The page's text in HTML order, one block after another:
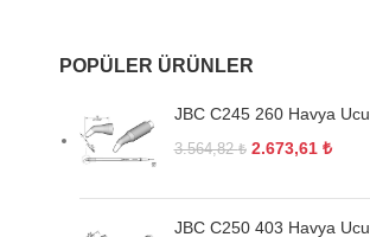
POPÜLER ÜRÜNLER
JBC C245 260 Havya Ucu
3.564,82₺ 2.673,61 ₺
JBC C250 403 Havya Ucu